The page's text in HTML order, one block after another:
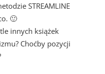
STREAMLINE
🙂
innych książek
Choćby pozycji